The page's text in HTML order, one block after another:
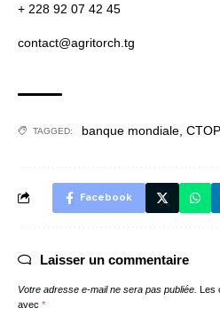
+ 228 92 07 42 45
contact@agritorch.tg
TAGGED: banque mondiale CTOP,
Facebook
Laisser un commentaire
Votre adresse e-mail ne sera pas publiée. Les
avec *